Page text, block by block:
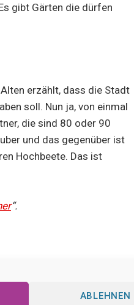
ABLEHNEN
gibt Gärten die dürfen
erzählt, dass die Stadt
soll. Nun ja, von einmal
die sind 80 oder 90
und das gegenüber ist
Hochbeete. Das ist
“.